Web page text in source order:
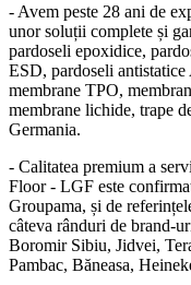
- Avem peste 28 ani de
unor soluții complete și
pardoseli epoxidice,
ESD, pardoseli
membrane TPO,
membrane lichide, trape
Germania.
- Calitatea premium a
Floor - LGF este
Groupama, și de
câteva rânduri de brand-
Boromir Sibiu, Jidvei,
Pambac, Băneasa,